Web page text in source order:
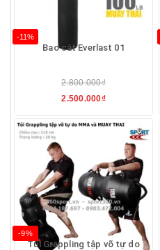
-11%
Bao cát Everlast 01
2.800.000₫
2.500.000₫
-9%
Túi Grappling tập võ tự do